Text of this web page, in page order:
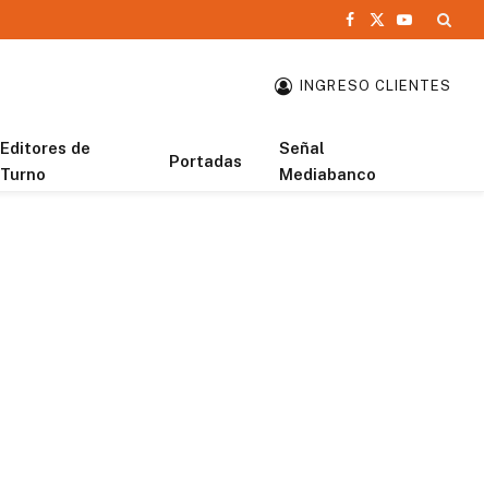
Facebook
X
YouTube
INGRESO CLIENTES
Editores de
Turno
Portadas
Señal
Mediabanco